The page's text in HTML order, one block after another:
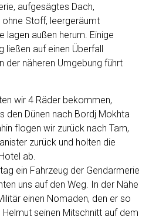
aufgesägtes Dach,
Stoff, leergeräumt
lagen außen herum. Einige
ließen auf einen Überfall
der näheren Umgebung führt
wir 4 Räder bekommen,
den Dünen nach Bordj Mokhta
flogen wir zurück nach Tam,
zurück und holten die
ab.
ein Fahrzeug der Gendarmerie
uns auf den Weg. In der Nähe
einen Nomaden, den er so
seinen Mitschnitt auf dem